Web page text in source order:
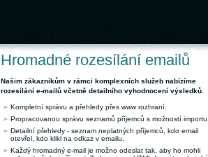
Hromadné rozesílání emailů
Našim zákazníkům v rámci komplexních služeb nabízíme
rozesílání e-mailů včetně detailního vyhodnocení výsledků.
Kompletní správu a přehledy přes www rozhraní.
Propracovanou správu seznamů příjemců s možností importu.
Detailní přehledy - seznam neplatných příjemců, kdo email
otevřel, kdo klikl na odkaz v emailu.
Každý hromadný e-mail je možno odeslat tak, aby ho mohli